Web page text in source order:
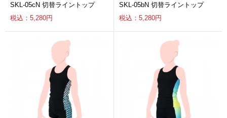
SKL-05cN 切替ライントップ
税込：5,280円
SKL-05bN 切替ライントップ
税込：5,280円